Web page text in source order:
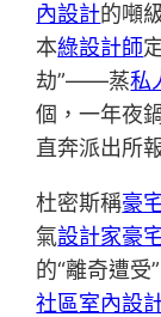
內設計的噸
本綠設計師
劫”——蒸私
個，一年夜
直奔派出所
杜密斯稱豪
氣設計家豪
的“離奇遭受
社區室內設